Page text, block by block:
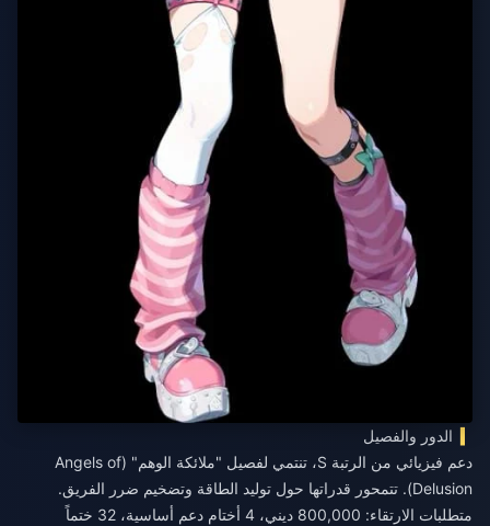
الدور والفصيل
دعم فيزيائي من الرتبة S، تنتمي لفصيل "ملائكة الوهم" (Angels of
Delusion). تتمحور قدراتها حول توليد الطاقة وتضخيم ضرر الفريق.
متطلبات الارتقاء: 800,000 ديني، 4 أختام دعم أساسية، 32 ختماً